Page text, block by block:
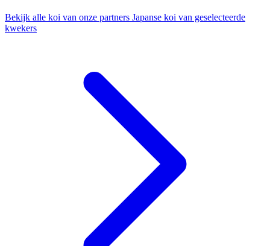
Bekijk alle koi van onze partners Japanse koi van geselecteerde
kwekers